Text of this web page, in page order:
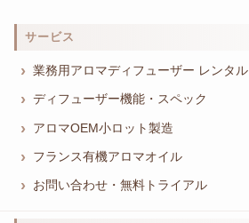
サービス
業務用アロマディフューザー レンタル
ディフューザー機能・スペック
アロマOEM小ロット製造
フランス有機アロマオイル
お問い合わせ・無料トライアル